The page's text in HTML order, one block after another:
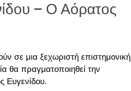
– Ο Αόρατος
σε μια ξεχωριστή επιστημονική
θα πραγματοποιηθεί την
Ευγενίδου.